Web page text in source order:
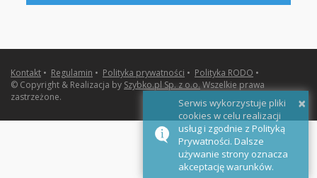
Kontakt • Regulamin • Polityka prywatności • Polityka RODO •
© Copyright & Realizacja by Szybko.pl Sp. z o.o. Wszelkie prawa
zastrzeżone.
×
Serwis wykorzystuje pliki
cookies w celu realizacji
usług i zgodnie z Polityką
Prywatności. Dalsze
używanie strony oznacza
akceptację warunków.